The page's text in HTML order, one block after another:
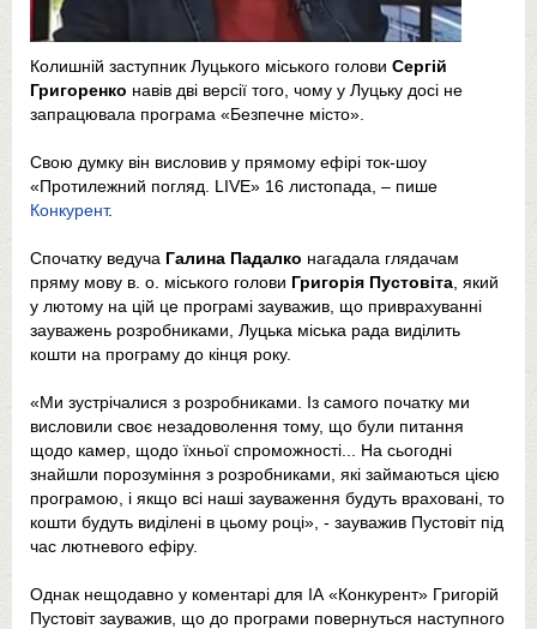
Колишній заступник Луцького міського голови Сергій
Григоренко навів дві версії того, чому у Луцьку досі не
запрацювала програма «Безпечне місто».
Свою думку він висловив у прямому ефірі ток-шоу
«Протилежний погляд. LIVE» 16 листопада, – пише
Конкурент.
Спочатку ведуча Галина Падалко нагадала глядачам
пряму мову в. о. міського голови Григорія Пустовіта , який
у лютому на цій це програмі зауважив, що приврахуванні
зауважень розробниками, Луцька міська рада виділить
кошти на програму до кінця року.
«Ми зустрічалися з розробниками. Із самого початку ми
висловили своє незадоволення тому, що були питання
щодо камер, щодо їхньої спроможності... На сьогодні
знайшли порозуміння з розробниками, які займаються цією
програмою, і якщо всі наші зауваження будуть враховані, то
кошти будуть виділені в цьому році», - зауважив Пустовіт під
час лютневого ефіру.
Однак нещодавно у коментарі для ІА «Конкурент» Григорій
Пустовіт зауважив, що до програми повернуться наступного